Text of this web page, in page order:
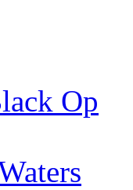
Op